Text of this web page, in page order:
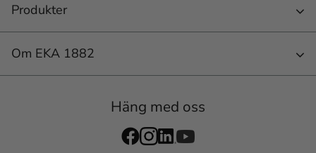
Produkter
Om EKA 1882
Häng med oss